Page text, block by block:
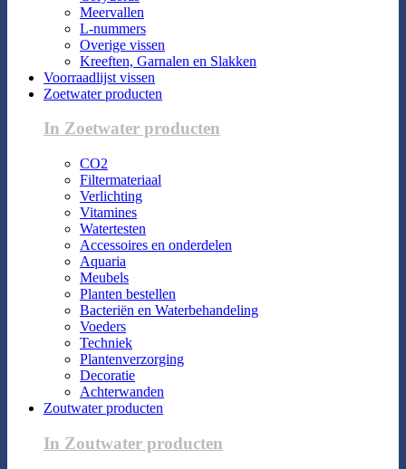
Meervallen
L-nummers
Overige vissen
Kreeften, Garnalen en Slakken
Voorraadlijst vissen
Zoetwater producten
In Zoetwater producten
CO2
Filtermateriaal
Verlichting
Vitamines
Watertesten
Accessoires en onderdelen
Aquaria
Meubels
Planten bestellen
Bacteriën en Waterbehandeling
Voeders
Techniek
Plantenverzorging
Decoratie
Achterwanden
Zoutwater producten
In Zoutwater producten